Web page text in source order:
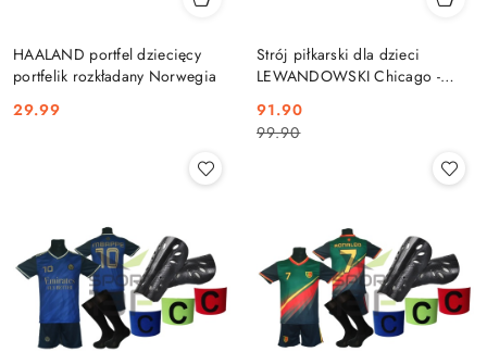
HAALAND portfel dziecięcy
portfelik rozkładany Norwegia
Cena:
29.99
Strój piłkarski dla dzieci
LEWANDOWSKI Chicago -
Cena
promocyjna:
91.90
Cena
przed
99.90